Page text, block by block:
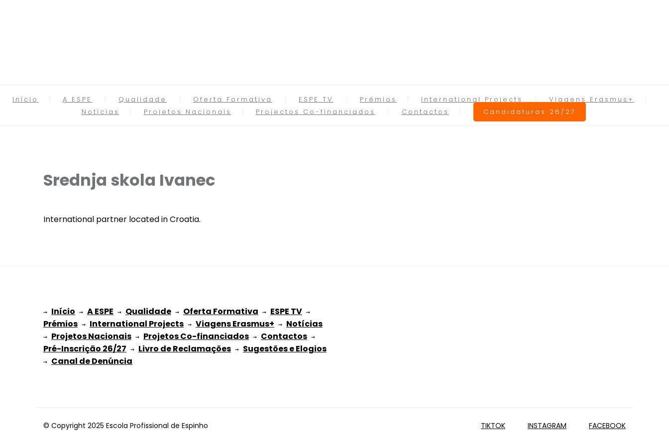
Início A ESPE Qualidade Oferta Formativa ESPE TV Prémios International Projects
Viagens Erasmus+
Notícias
Projetos Nacionais Projectos Co-financiados Contactos Candidaturas 26/27
Srednja skola Ivanec
International partner located in Croatia.
→ Início → A ESPE → Qualidade → Oferta Formativa → ESPE TV
Prémios → International Projects → Viagens Erasmus+ → Notícias
→ Projetos Nacionais → Projetos Co-financiados → Contactos
Pré-Inscrição 26/27 → Livro de Reclamações → Sugestões e Elogios
→
© Copyright 2025 Escola Profissional de Espinho FACEBOOK
INSTAGRAM
TIKTOK